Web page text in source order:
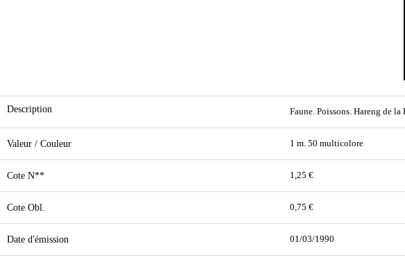
Description Faune. Poissons. Hareng de
Valeur / Couleur 1 m. 50 multicolore
Cote N** 1,25 €
Cote Obl. 0,75 €
Date d'émission 01/03/1990